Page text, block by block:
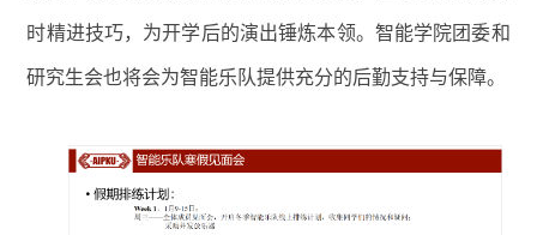
时精进技巧，为开学后的演出锤炼本领。智能学院团委和
研究生会也将会为智能乐队提供充分的后勤支持与保障。